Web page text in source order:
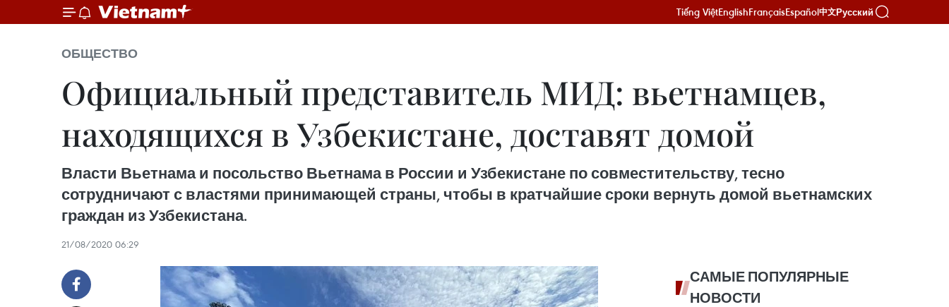
Tiếng ViệtEnglishFrançaisEspañol中文Русский
ОБЩЕСТВО
Официальный представитель МИД: вьетнамцев,
находящихся в Узбекистане, доставят домой
Власти Вьетнама и посольство Вьетнама в России и Узбекистане по совместительству, тесно
сотрудничают с властями принимающей страны, чтобы в кратчайшие сроки вернуть домой вьетнамских
граждан из Узбекистана.
21/08/2020 06:29
САМЫЕ ПОПУЛЯРНЫЕ
НОВОСТИ